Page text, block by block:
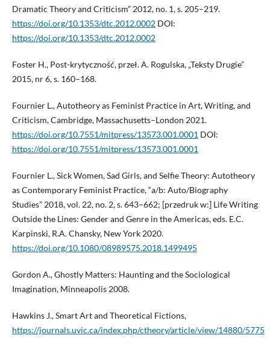
Dramatic Theory and Criticism” 2012, no. 1, s. 205–219.
https://doi.org/10.1353/dtc.2012.0002DOI:
https://doi.org/10.1353/dtc.2012.0002
Foster H., Post-krytyczność, przeł. A. Rogulska, „Teksty Drugie”
2015, nr 6, s. 160–168.
Fournier L., Autotheory as Feminist Practice in Art, Writing, and
Criticism, Cambridge, Massachusetts–London 2021.
https://doi.org/10.7551/mitpress/13573.001.0001 DOI:
https://doi.org/10.7551/mitpress/13573.001.0001
Fournier L., Sick Women, Sad Girls, and Selfie Theory: Autotheory
as Contemporary Feminist Practice, “a/b: Auto/Biography
Studies” 2018, vol. 22, no. 2, s. 643–662; [przedruk w:] Life Writing
Outside the Lines: Gender and Genre in the Americas, eds. E.C.
Karpinski, R.A. Chansky, New York 2020.
https://doi.org/10.1080/08989575.2018.1499495
Gordon A., Ghostly Matters: Haunting and the Sociological
Imagination, Min­neapolis 2008.
Hawkins J., Smart Art and Theoretical Fictions,
https://journals.uvic.ca/index.php/ctheory/article/view/14880/5775